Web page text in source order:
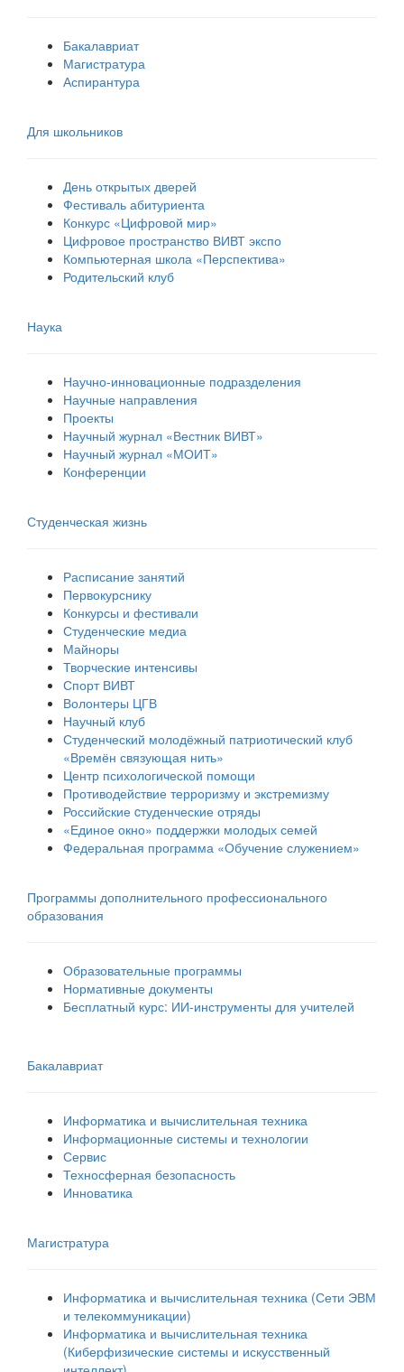
Бакалавриат
Магистратура
Аспирантура
Для школьников
День открытых дверей
Фестиваль абитуриента
Конкурс «Цифровой мир»
Цифровое пространство ВИВТ экспо
Компьютерная школа «Перспектива»
Родительский клуб
Наука
Научно-инновационные подразделения
Научные направления
Проекты
Научный журнал «Вестник ВИВТ»
Научный журнал «МОИТ»
Конференции
Студенческая жизнь
Расписание занятий
Первокурснику
Конкурсы и фестивали
Студенческие медиа
Майноры
Творческие интенсивы
Спорт ВИВТ
Волонтеры ЦГВ
Научный клуб
Студенческий молодёжный патриотический клуб
«Времён связующая нить»
Центр психологической помощи
Противодействие терроризму и экстремизму
Российские cтуденческие отряды
«Единое окно» поддержки молодых семей
Федеральная программа «Обучение служением»
Программы дополнительного профессионального
образования
Образовательные программы
Нормативные документы
Бесплатный курс: ИИ‑инструменты для учителей
Бакалавриат
Информатика и вычислительная техника
Информационные системы и технологии
Сервис
Техносферная безопасность
Инноватика
Магистратура
Информатика и вычислительная техника (Сети ЭВМ
и телекоммуникации)
Информатика и вычислительная техника
(Киберфизические системы и искусственный